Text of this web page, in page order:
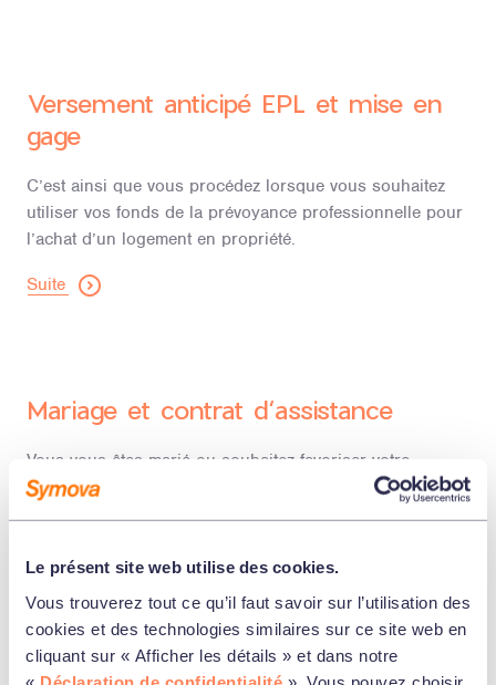
Le présent site web utilise des cookies.
Vous trouverez tout ce qu’il faut savoir sur l’utilisation des
cookies et des technologies similaires sur ce site web en
cliquant sur « Afficher les détails » et dans notre
Versement anticipé EPL et mise en
gage
C’est ainsi que vous procédez lorsque vous souhaitez
utiliser vos fonds de la prévoyance professionnelle pour
l’achat d’un logement en propriété.
Suite
Mariage et contrat d‘assistance
Vous vous êtes marié ou souhaitez favoriser votre
partenaire au sens du droit de la prévoyance? Cliquez sur
Suite